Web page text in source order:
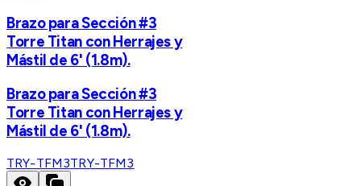
Brazo para Sección #3
Torre Titan con Herrajes y
Mástil de 6' (1.8m).
Brazo para Sección #3
Torre Titan con Herrajes y
Mástil de 6' (1.8m).
TRY-TFM3TRY-TFM3